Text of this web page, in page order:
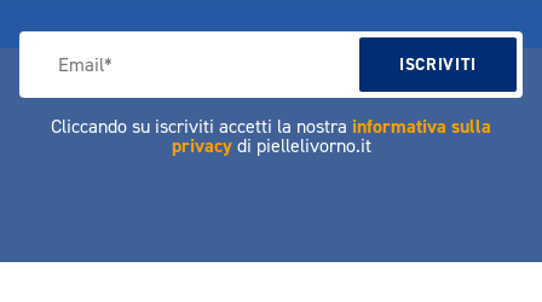
Cliccando su iscriviti accetti la nostra informativa sulla
privacydi piellelivorno.it